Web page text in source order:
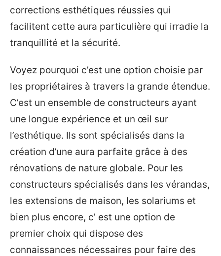
corrections esthétiques réussies qui
facilitent cette aura particulière qui irradie la
tranquillité et la sécurité.
Voyez pourquoi c’est une option choisie par
les propriétaires à travers la grande étendue.
C’est un ensemble de constructeurs ayant
une longue expérience et un œil sur
l’esthétique. Ils sont spécialisés dans la
création d’une aura parfaite grâce à des
rénovations de nature globale. Pour les
constructeurs spécialisés dans les vérandas,
les extensions de maison, les solariums et
bien plus encore, c’ est une option de
premier choix qui dispose des
connaissances nécessaires pour faire des